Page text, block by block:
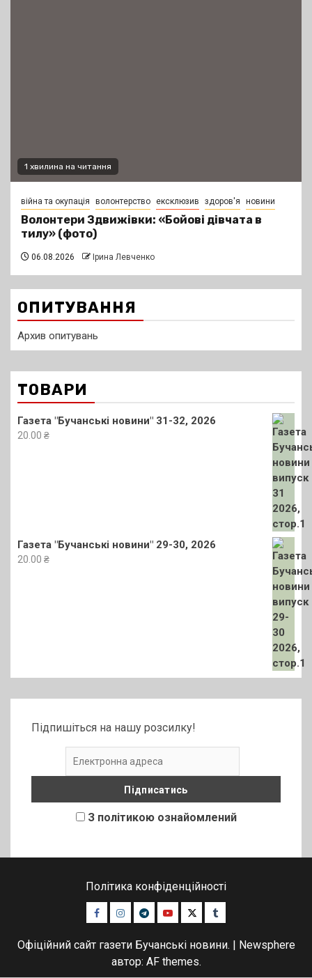
1 хвилина на читання
війна та окупація волонтерство ексклюзив здоров'я новини
Волонтери Здвижівки: «Бойові дівчата в
тилу» (фото)
06.08.2026 Ірина Левченко
ОПИТУВАННЯ
Архив опитувань
ТОВАРИ
Газета "Бучанські новини" 31-32, 2026
20.00 ₴
Газета "Бучанські новини" 29-30, 2026
20.00 ₴
Підпишіться на нашу розсилку!
З політикою ознайомлений
Політика конфіденційності
Facebook
Instagram
TelegramYoutubeTwitterTumblr
Офіційний сайт газети Бучанські новини.
Newsphere
автор: AF themes.